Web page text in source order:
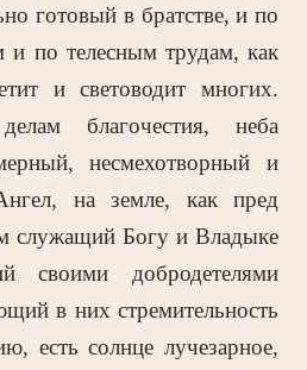
готовый в братстве, и по
по телесным трудам, как
и световодит многих.
благочестия, неба
несмехотворный и
на земле, как пред
служащий Богу и Владыке
своими добродетелями
в них стремительность
есть солнце лучезарное,